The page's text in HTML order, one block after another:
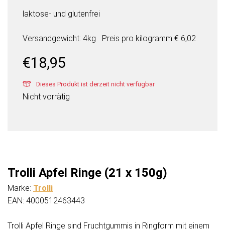
laktose- und glutenfrei
Versandgewicht: 4kg Preis pro kilogramm € 6,02
€18,95
Dieses Produkt ist derzeit nicht verfügbar
Nicht vorrätig
Trolli Apfel Ringe (21 x 150g)
Marke: Trolli
EAN: 4000512463443
Trolli Apfel Ringe sind Fruchtgummis in Ringform mit einem